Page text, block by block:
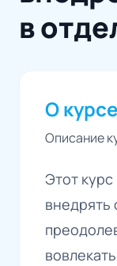
в
О курсе
Описание
Этот курс
внедрять